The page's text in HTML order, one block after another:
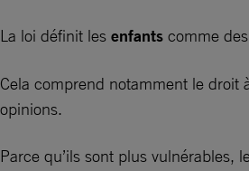
La loi définit les enfants comme
Cela comprend notamment le droit
opinions.
Parce qu’ils sont plus vulnérables,